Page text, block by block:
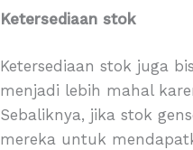
Ketersediaan stok
Ketersediaan stok juga
menjadi lebih mahal
Sebaliknya, jika stok
mereka untuk